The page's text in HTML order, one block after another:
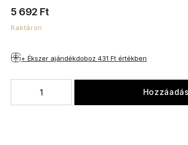
5 692 Ft
Raktáron
+ Ékszer ajándékdoboz431 Ft értékben